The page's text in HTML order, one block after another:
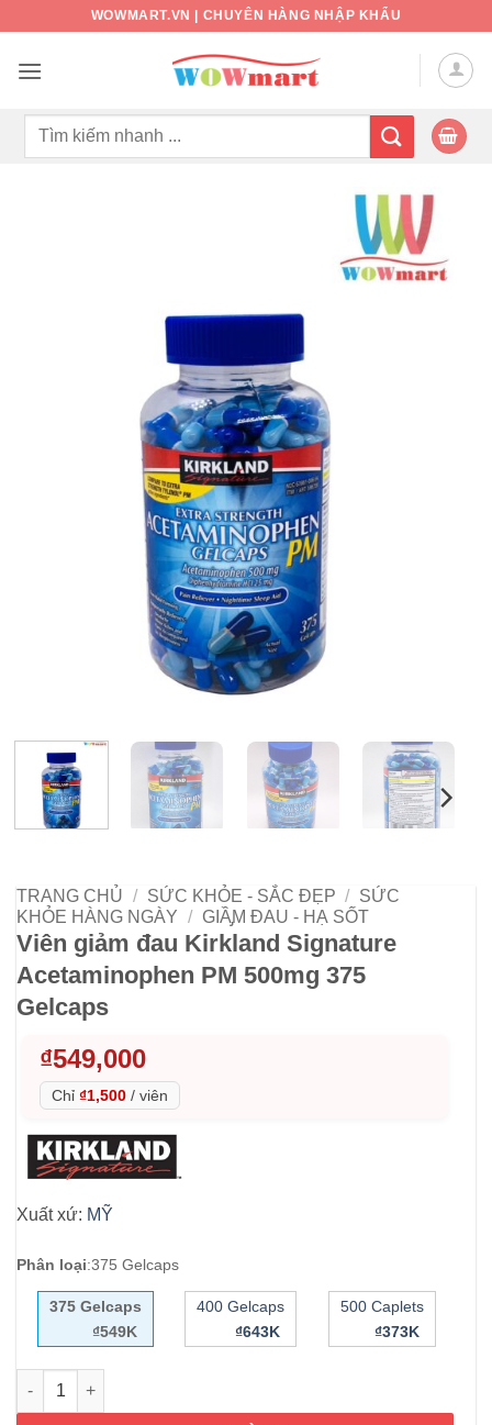
nội
WOWMART.VN | CHUYÊN HÀNG NHẬP KHẨU
Tìm
TRANG CHỦ / SỨC KHỎE - SẮC ĐẸP / SỨC
KHỎE HÀNG NGÀY / GIẦ̡M ĐAU - HẠ SỐT
Viên giảm đau Kirkland Signature
Acetaminophen PM 500mg 375
Gelcaps
₫549,000
Chỉ ₫1,500 / viên
Xuất xứ: MỸ
Phân loại:375 Gelcaps
375 Gelcaps
₫549K
400 Gelcaps
₫643K
500 Caplets
₫373K
Viên giảm đau Kirkland Signature Acetaminophen PM 500mg